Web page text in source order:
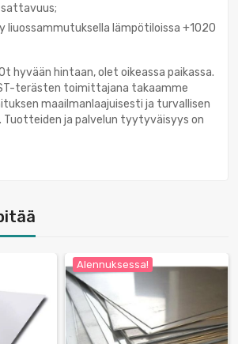
liuossammutuksella lämpötiloissa +1020
hyvään hintaan, olet oikeassa paikassa.
terästen toimittajana takaamme
maailmanlaajuisesti ja turvallisen
Tuotteiden ja palvelun tyytyväisyys on
Alennuksessa!